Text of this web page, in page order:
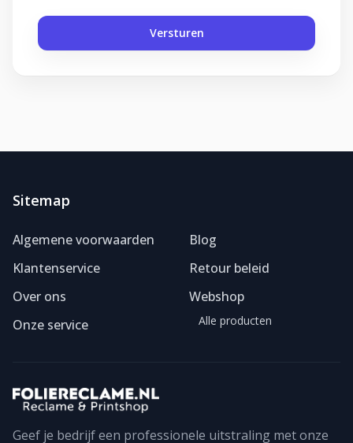
Versturen
Sitemap
Algemene voorwaarden
Klantenservice
Over ons
Onze service
Blog
Retour beleid
Webshop
Alle producten
Geef je bedrijf een professionele uitstraling met onze